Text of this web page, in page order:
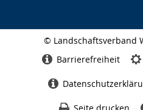
© Landschaftsverband
Barrierefreiheit